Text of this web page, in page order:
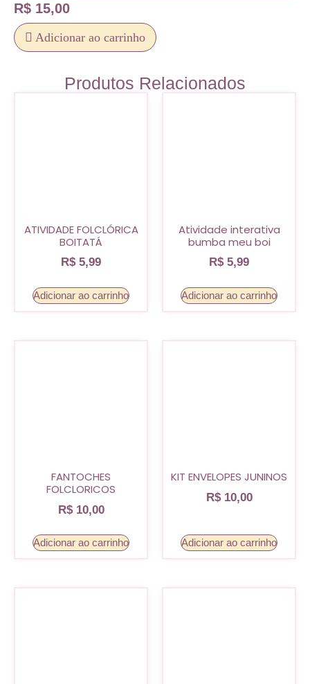
R$ 15,00
Adicionar ao carrinho
Produtos Relacionados
ATIVIDADE FOLCLÓRICA
BOITATÁ
R$5,99
Adicionar ao carrinho
Atividade interativa
bumba meu boi
R$5,99
Adicionar ao carrinho
FANTOCHES
FOLCLORICOS
R$10,00
Adicionar ao carrinho
KIT ENVELOPES JUNINOS
R$10,00
Adicionar ao carrinho